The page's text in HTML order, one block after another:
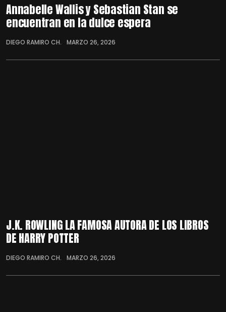
Annabelle Wallis y Sebastian Stan se
encuentran en la dulce espera
DIEGO RAMIRO CH. MARZO 26, 2026
J.K. ROWLING LA FAMOSA AUTORA DE LOS LIBROS
DE HARRY POTTER
DIEGO RAMIRO CH. MARZO 26, 2026